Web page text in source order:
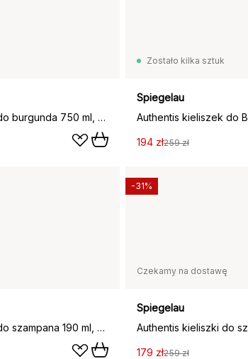
Authentis kieliszki do burgunda 750 ml, 4‑pak, przezroczysty
Zostało kilka sztuk
Spiegelau
194 zł259 zł
Authentis kieliszki do szampana 190 ml, 4‑pak, przezroczysty
Czekamy na dostawę
Spiegelau
179 zł259 zł
-31%